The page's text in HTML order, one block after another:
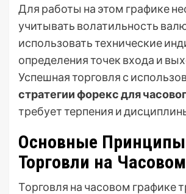
Для работы на этом графике
учитывать волатильность
использовать технические
определения точек входа и
Успешная торговля с
стратегии форекс для
требует терпения и
Основные Принципы
Торговли на
Торговля на часовом графике